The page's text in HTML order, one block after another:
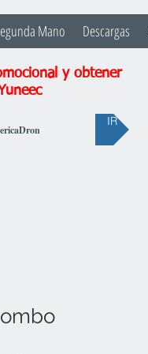
Mano Descargas
y obtener
IR